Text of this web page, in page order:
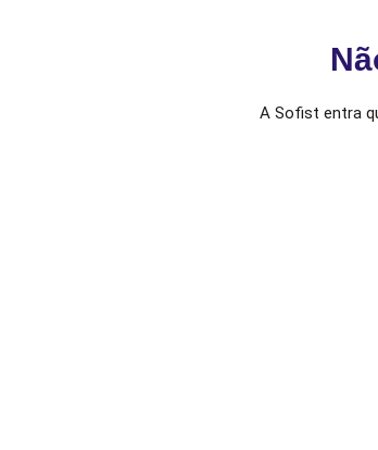
A Sofist entra